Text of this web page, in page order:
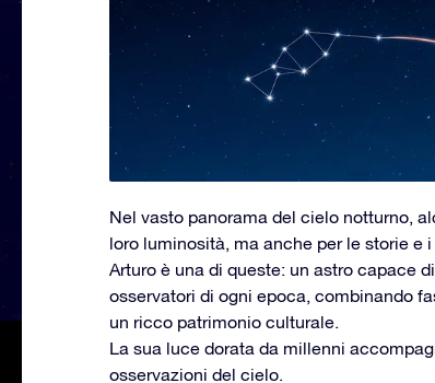
Nel vasto panorama del cielo notturno,
loro luminosità, ma anche per le storie e
Arturo è una di queste: un astro capace
osservatori di ogni epoca, combinando
un ricco patrimonio culturale.
La sua luce dorata da millenni
osservazioni del cielo.